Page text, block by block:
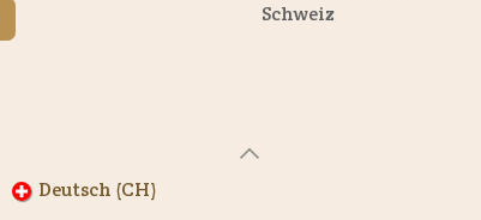
Schweiz
Deutsch (CH)